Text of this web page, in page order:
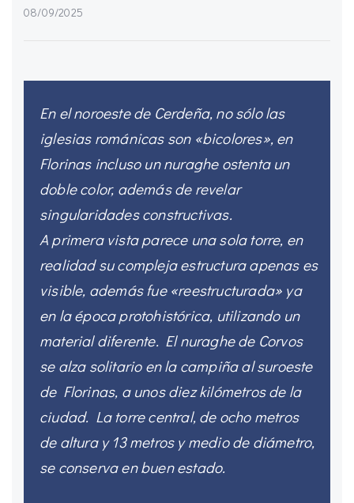
08/09/2025
En el noroeste de Cerdeña, no sólo las
iglesias románicas son «bicolores», en
Florinas incluso un nuraghe ostenta un
doble color, además de revelar
singularidades constructivas.
A primera vista parece una sola torre, en
realidad su compleja estructura apenas es
visible, además fue «reestructurada» ya
en la época protohistórica, utilizando un
material diferente. El nuraghe de Corvos
se alza solitario en la campiña al suroeste
de Florinas, a unos diez kilómetros de la
ciudad. La torre central, de ocho metros
de altura y 13 metros y medio de diámetro,
se conserva en buen estado.